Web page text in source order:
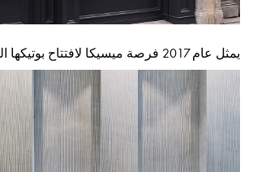
يمثل عام 2017 فرصة ميسيكا لافتتاح بوتيكها الثالث في فرنسا.